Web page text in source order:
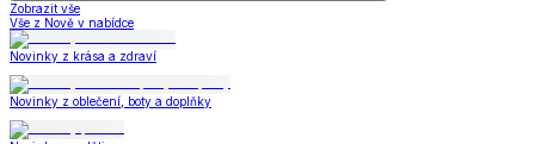
Zobrazit vše
Vše z Nově v nabídce
Novinky z krása a zdraví
Novinky z oblečení, boty a doplňky